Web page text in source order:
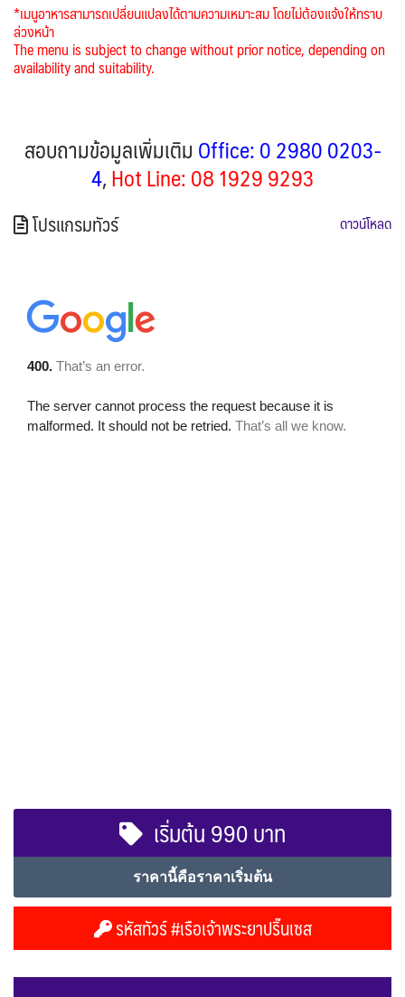
*เมนูอาหารสามารถเปลี่ยนแปลงได้ตามความเหมาะสม โดยไม่ต้องแจ้งให้ทราบ
ล่วงหน้า
The menu is subject to change without prior notice, depending on
availability and suitability.
สอบถามข้อมูลเพิ่มเติม Office: 0 2980 0203-
4,Hot Line: 08 1929 9293
โปรแกรมทัวร์ ดาวน์โหลด
เริ่มต้น 990 บาท
ราคานี้คือราคาเริ่มต้น
รหัสทัวร์ #เรือเจ้าพระยาปริ๊นเซส